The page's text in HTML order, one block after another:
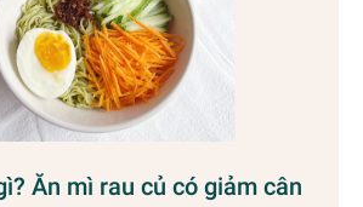
Ăn mì rau củ có giảm cân